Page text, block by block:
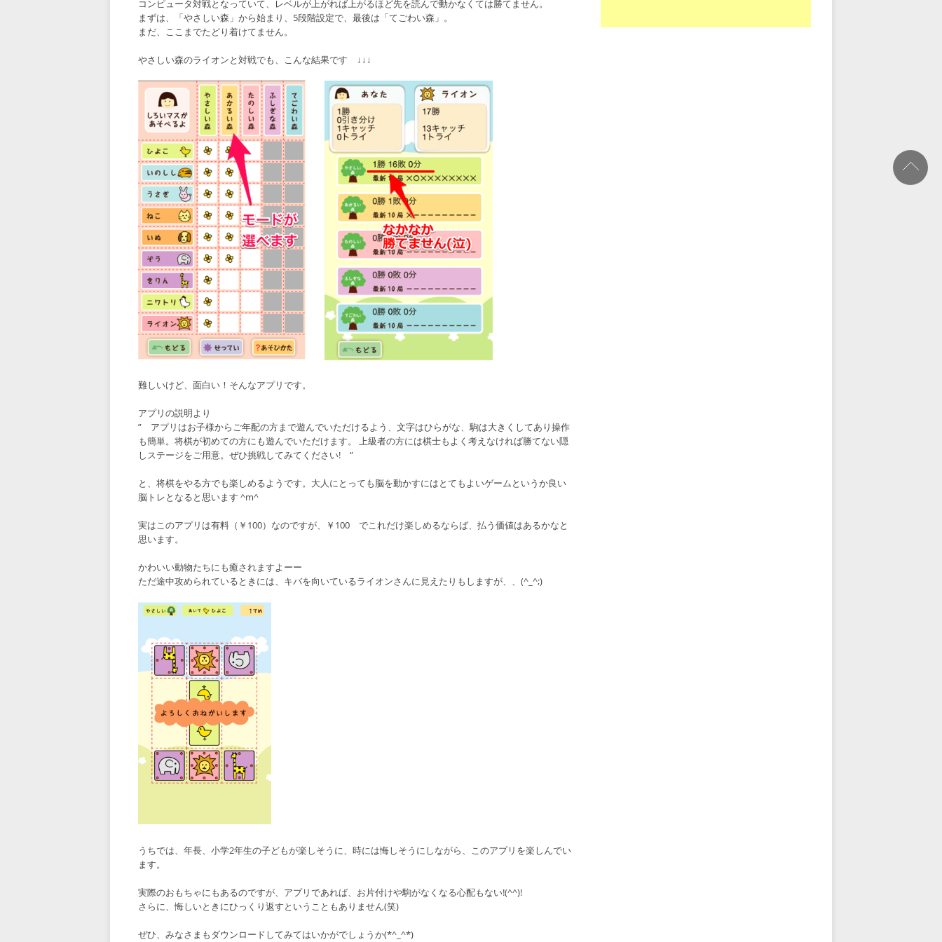
コンピュータ対戦となっていて、レベルが上がれば上がるほど先を読んで動かなくては勝てません。
まずは、「やさしい森」から始まり、5段階設定で、最後は「てごわい森」。
まだ、ここまでたどり着けてません。
やさしい森のライオンと対戦でも、こんな結果です ↓↓↓
難しいけど、面白い！そんなアプリです。
アプリの説明より
” アプリはお子様からご年配の方まで遊んでいただけるよう、文字はひらがな、駒は大きくしてあり操作
も簡単。将棋が初めての方にも遊んでいただけます。 上級者の方には棋士もよく考えなければ勝てない隠
しステージをご用意。ぜひ挑戦してみてください! ”
と、将棋をやる方でも楽しめるようです。大人にとっても脳を動かすにはとてもよいゲームというか良い
脳トレとなると思います ^m^
実はこのアプリは有料（￥100）なのですが、￥100 でこれだけ楽しめるならば、払う価値はあるかなと
思います。
かわいい動物たちにも癒されますよーー
ただ途中攻められているときには、キバを向いているライオンさんに見えたりもしますが、、(^_^;)
うちでは、年長、小学2年生の子どもが楽しそうに、時には悔しそうにしながら、このアプリを楽しんでい
ます。
実際のおもちゃにもあるのですが、アプリであれば、お片付けや駒がなくなる心配もない!(^^)!
さらに、悔しいときにひっくり返すということもありません(笑)
ぜひ、みなさまもダウンロードしてみてはいかがでしょうか(*^_^*)